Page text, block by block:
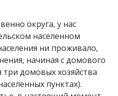
округа, у нас
населенном
ни проживало,
начиная с домового
три домовых хозяйства
пунктах).